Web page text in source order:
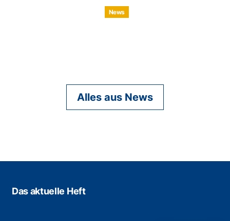
News
Alles aus News
Das aktuelle Heft